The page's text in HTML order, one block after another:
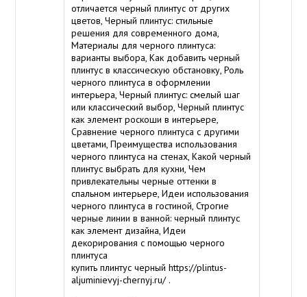
отличается черный плинтус от других
цветов, Черный плинтус: стильные
решения для современного дома,
Материалы для черного плинтуса:
варианты выбора, Как добавить черный
плинтус в классическую обстановку, Роль
черного плинтуса в оформлении
интерьера, Черный плинтус: смелый шаг
или классический выбор, Черный плинтус
как элемент роскоши в интерьере,
Сравнение черного плинтуса с другими
цветами, Преимущества использования
черного плинтуса на стенах, Какой черный
плинтус выбрать для кухни, Чем
привлекательны черные оттенки в
спальном интерьере, Идеи использования
черного плинтуса в гостиной, Строгие
черные линии в ванной: черный плинтус
как элемент дизайна, Идеи
декорирования с помощью черного
плинтуса
купить плинтус черныйhttps://plintus-
aljuminievyj-chernyj.ru/.